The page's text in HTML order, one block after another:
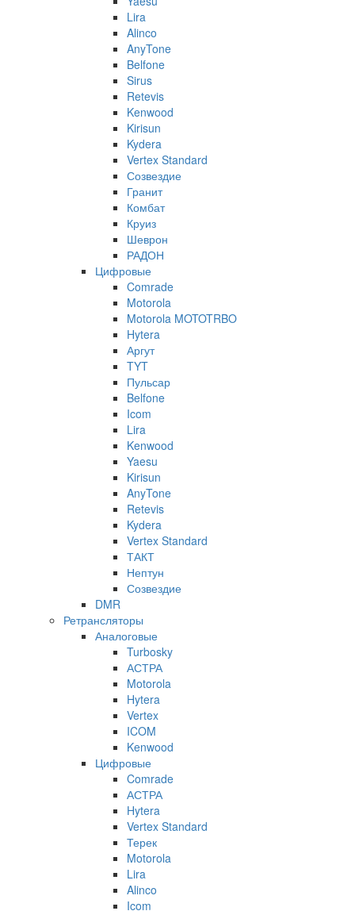
Lira
Alinco
AnyTone
Belfone
Sirus
Retevis
Kenwood
Kirisun
Kydera
Vertex Standard
Созвездие
Гранит
Комбат
Круиз
Шеврон
РАДОН
Цифровые
Comrade
Motorola
Motorola MOTOTRBO
Hytera
Аргут
TYT
Пульсар
Belfone
Icom
Lira
Kenwood
Yaesu
Kirisun
AnyTone
Retevis
Kydera
Vertex Standard
ТАКТ
Нептун
Созвездие
DMR
Ретрансляторы
Аналоговые
Turbosky
АСТРА
Motorola
Hytera
Vertex
ICOM
Kenwood
Цифровые
Comrade
АСТРА
Hytera
Vertex Standard
Терек
Motorola
Lira
Alinco
Icom